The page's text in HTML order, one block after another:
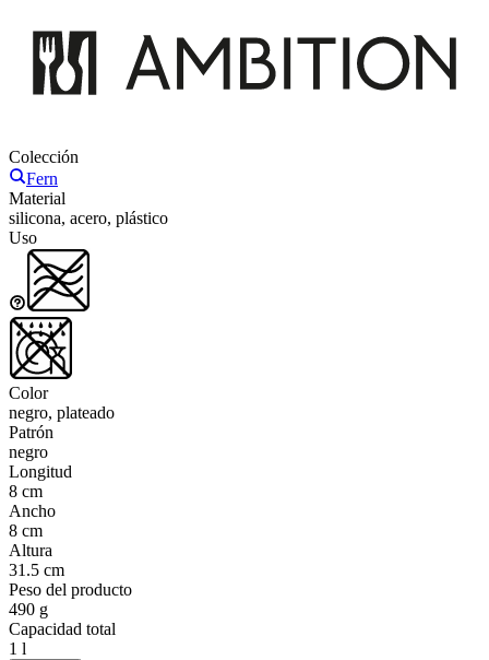
Colección
Fern
Material
silicona, acero, plástico
Uso
Color
negro, plateado
Patrón
negro
Longitud
8 cm
Ancho
8 cm
Altura
31.5 cm
Peso del producto
490 g
Capacidad total
1 l